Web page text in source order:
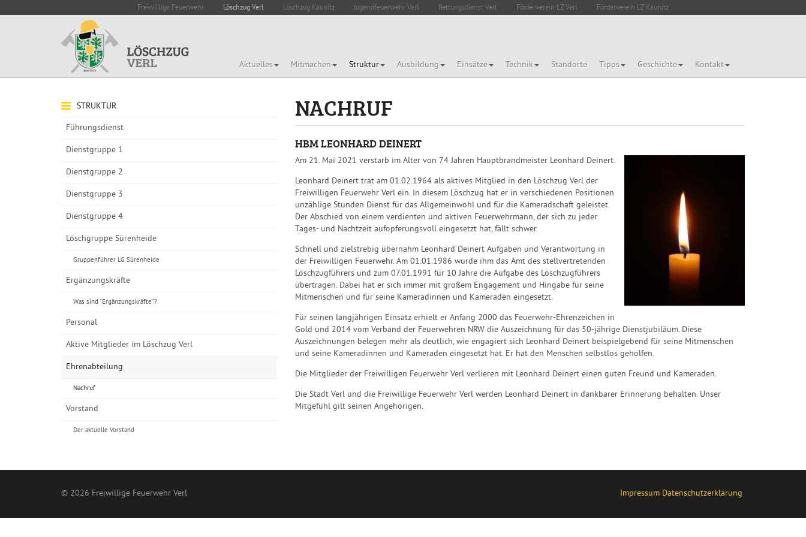
Freiwillige Feuerwehr Löschzug Verl Löschzug Kaunitz Jugendfeuerwehr Verl Rettungsdienst Verl Förderverein LZ Verl Förderverein LZ Kaunitz
Aktuelles Mitmachen Struktur Ausbildung Einsätze Technik Standorte Tipps Geschichte Kontakt
STRUKTUR
Führungsdienst
Dienstgruppe 1
Dienstgruppe 2
Dienstgruppe 3
Dienstgruppe 4
Löschgruppe Sürenheide
Gruppenführer LG Sürenheide
Ergänzungskräfte
Was sind "Ergänzungskräfte"?
Personal
Aktive Mitglieder im Löschzug Verl
Ehrenabteilung
Nachruf
Vorstand
Der aktuelle Vorstand
NACHRUF
HBM LEONHARD DEINERT
Am 21. Mai 2021 verstarb im Alter von 74 Jahren Hauptbrandmeister Leonhard Deinert.
Leonhard Deinert trat am 01.02.1964 als aktives Mitglied in den Löschzug Verl der
Freiwilligen Feuerwehr Verl ein. In diesem Löschzug hat er in verschiedenen Positionen
unzählige Stunden Dienst für das Allgemeinwohl und für die Kameradschaft geleistet.
Der Abschied von einem verdienten und aktiven Feuerwehrmann, der sich zu jeder
Tages- und Nachtzeit aufopferungsvoll eingesetzt hat, fällt schwer.
Schnell und zielstrebig übernahm Leonhard Deinert Aufgaben und Verantwortung in
der Freiwilligen Feuerwehr. Am 01.01.1986 wurde ihm das Amt des stellvertretenden
Löschzugführers und zum 07.01.1991 für 10 Jahre die Aufgabe des Löschzugführers
übertragen. Dabei hat er sich immer mit großem Engagement und Hingabe für seine
Mitmenschen und für seine Kameradinnen und Kameraden eingesetzt.
Für seinen langjährigen Einsatz erhielt er Anfang 2000 das Feuerwehr-Ehrenzeichen in
Gold und 2014 vom Verband der Feuerwehren NRW die Auszeichnung für das 50-jährige Dienstjubiläum. Diese
Auszeichnungen belegen mehr als deutlich, wie engagiert sich Leonhard Deinert beispielgebend für seine Mitmenschen
und seine Kameradinnen und Kameraden eingesetzt hat. Er hat den Menschen selbstlos geholfen.
Die Mitglieder der Freiwilligen Feuerwehr Verl verlieren mit Leonhard Deinert einen guten Freund und Kameraden.
Die Stadt Verl und die Freiwillige Feuerwehr Verl werden Leonhard Deinert in dankbarer Erinnerung behalten. Unser
Mitgefühl gilt seinen Angehörigen.
© 2026 Freiwillige Feuerwehr Verl Impressum Datenschutzerklärung